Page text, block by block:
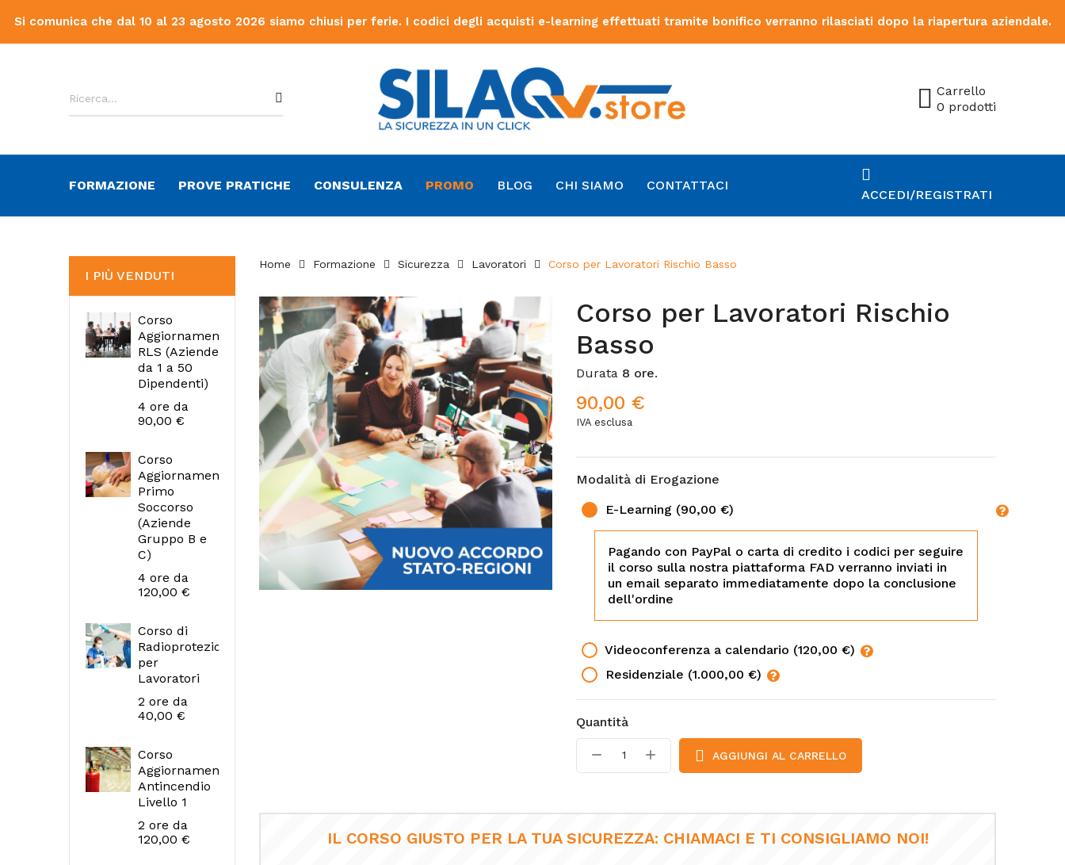
Si comunica che dal 10 al 23 agosto 2026 siamo chiusi per ferie. I codici degli acquisti e-learning effettuati tramite bonifico verranno rilasciati dopo la riapertura aziendale.
Carrello
0 prodotti
FORMAZIONE PROVE PRATICHE CONSULENZA PROMO BLOG CHI SIAMO CONTATTACI
ACCEDI/REGISTRATI
I PIÙ VENDUTI
Corso
Aggiornamento
RLS (Aziende
da 1 a 50
Dipendenti)
Prezzo
4 ore da
90,00 €
Corso
Aggiornamento
Primo
Soccorso
(Aziende
Gruppo B e
C)
Prezzo
4 ore da
120,00 €
Corso di
Radioprotezione
per
Lavoratori
Prezzo
2 ore da
40,00 €
Corso
Aggiornamento
Antincendio
Livello 1
Prezzo
2 ore da
120,00 €
Home Formazione Sicurezza Lavoratori Corso per Lavoratori Rischio Basso
Corso per Lavoratori Rischio
Basso
Durata 8 ore.
90,00 €
IVA esclusa
Modalità di Erogazione
E-Learning (90,00 €)
Pagando con PayPal o carta di credito i codici per seguire
il corso sulla nostra piattaforma FAD verranno inviati in
un email separato immediatamente dopo la conclusione
dell'ordine
Videoconferenza a calendario (120,00 €)
Residenziale (1.000,00 €)
Quantità
AGGIUNGI AL CARRELLO
IL CORSO GIUSTO PER LA TUA SICUREZZA: CHIAMACI E TI CONSIGLIAMO NOI!